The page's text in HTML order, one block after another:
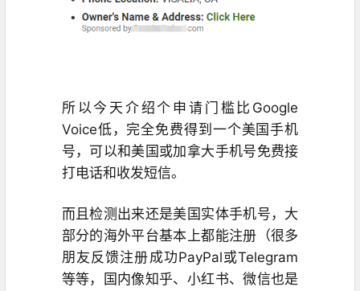
所以今天介绍个申请门槛比Google
Voice低，完全免费得到一个美国手机
号，可以和美国或加拿大手机号免费接
打电话和收发短信。
而且检测出来还是美国实体手机号，大
部分的海外平台基本上都能注册（很多
朋友反馈注册成功PayPal或Telegram
等等，国内像知乎、小红书、微信也是